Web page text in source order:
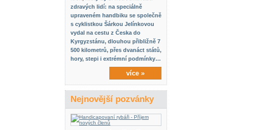
zdravých lidí: na speciálně
upraveném handbiku se společně
s cyklistkou Šárkou Jelínkovou
vydal na cestu z Česka do
Kyrgyzstánu, dlouhou přibližně 7
500 kilometrů, přes dvanáct států,
hory, stepi i extrémní podmínky…
více »
Nejnovější pozvánky